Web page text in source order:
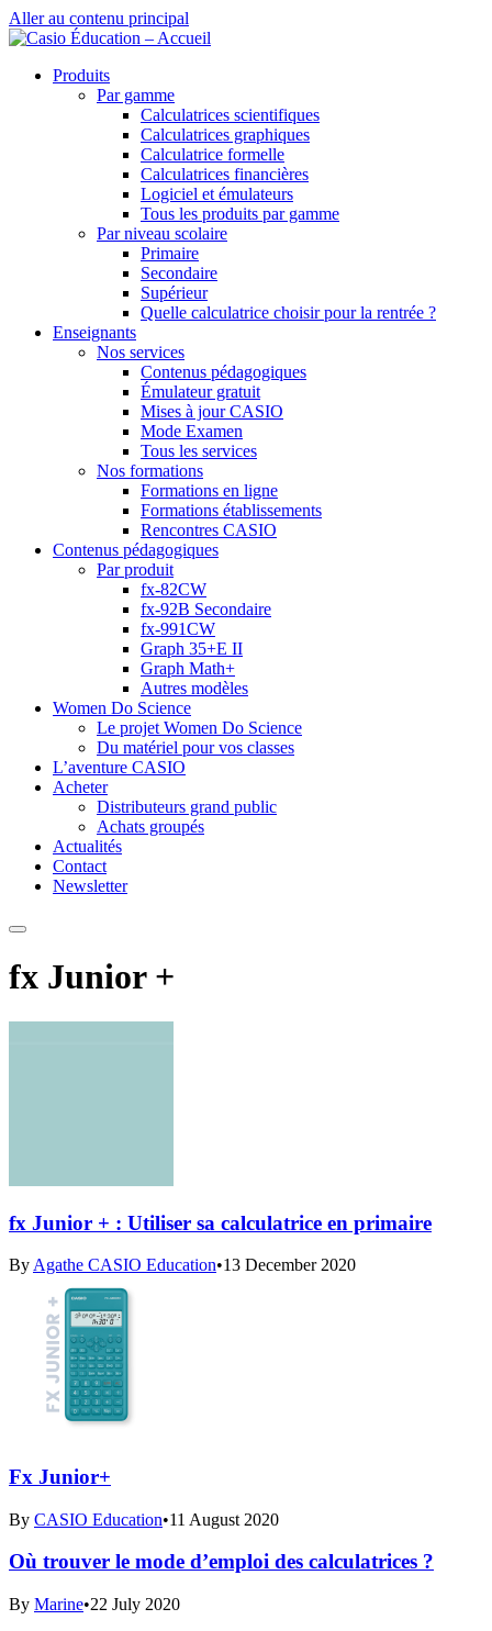
Aller au contenu principal
Produits
Par gamme
Calculatrices scientifiques
Calculatrices graphiques
Calculatrice formelle
Calculatrices financières
Logiciel et émulateurs
Tous les produits par gamme
Par niveau scolaire
Primaire
Secondaire
Supérieur
Quelle calculatrice choisir pour la rentrée ?
Enseignants
Nos services
Contenus pédagogiques
Émulateur gratuit
Mises à jour CASIO
Mode Examen
Tous les services
Nos formations
Formations en ligne
Formations établissements
Rencontres CASIO
Contenus pédagogiques
Par produit
fx-82CW
fx-92B Secondaire
fx-991CW
Graph 35+E II
Graph Math+
Autres modèles
Women Do Science
Le projet Women Do Science
Du matériel pour vos classes
L’aventure CASIO
Acheter
Distributeurs grand public
Achats groupés
Actualités
Contact
Newsletter
fx Junior +
fx Junior + : Utiliser sa calculatrice en primaire
By Agathe CASIO Education•13 December 2020
Fx Junior+
By CASIO Education•11 August 2020
Où trouver le mode d’emploi des calculatrices ?
By Marine•22 July 2020